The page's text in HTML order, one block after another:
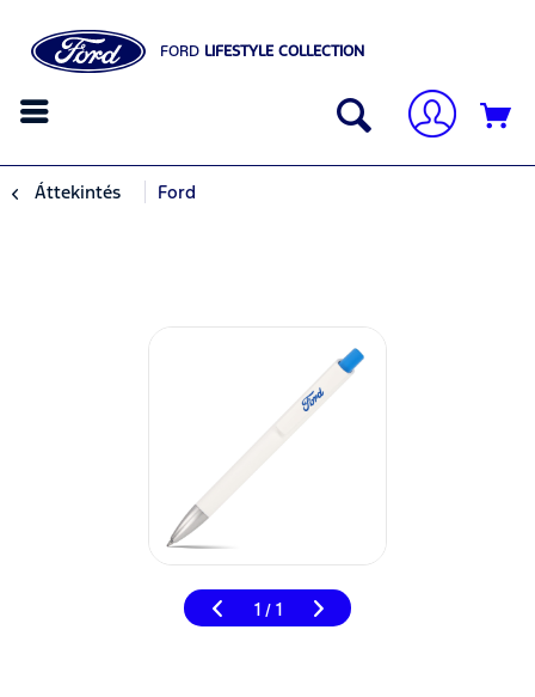
FORD LIFESTYLE COLLECTION
Áttekintés Ford
1 / 1